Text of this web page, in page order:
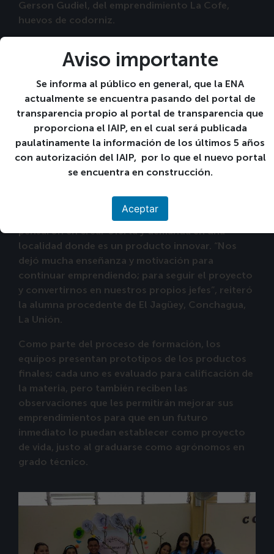
Aviso importante
Se informa al público en general, que la ENA
actualmente se encuentra pasando del portal de
transparencia propio al portal de transparencia que
proporciona el IAIP, en el cual será publicada
paulatinamente la información de los últimos 5 años
con autorización del IAIP, por lo que el nuevo portal
se encuentra en construcción.
Aceptar
Gerson Gudiel, del emprendimiento La Cofe,
huevos de codorniz.
Usando los conocimientos de nuestros padres o
primas que tenemos en casa. Es una enorme
oportunidad para crecer y para tener algo con
qué empezar cuando nos graduemos”, dijo Emeli
Menéndez, del emprendimiento Dulces
Artesanales Sseyba.
Por su parte, Esly Álvarez, del emprendimiento
encurtido en la zona oriental, por lo que
pensaron en crear oferta y demanda en una
localidad donde es un producto innovar. “Nos
dejó mucha enseñanza y motivación para
continuar emprendiendo; para seguir el proyecto
y convertirnos en nuestros propios jefes”, reiteró
la alumna procedente de El Jagüey, Conchagua,
La Unión.
Como parte del proceso de formación, los
equipos presentan prototipos de los productos
finales; cada uno es evaluado para calificación de
la materia, pero también reciben las
observaciones que les permitirán mejorar sus
emprendimientos para que en un futuro
inmediato lo puedan establecer como proyecto
de vida, justo al graduarse como agrónomos en
grado técnico.